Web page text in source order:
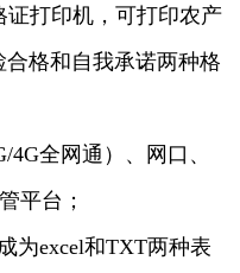
证打印机，可打印农产
格和自我承诺两种格
全网通）、网口、
平台；
为excel和TXT两种表